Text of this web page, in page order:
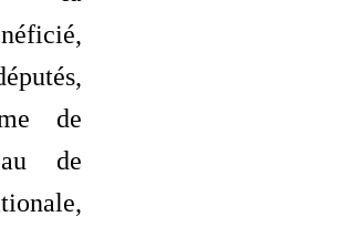
de
de